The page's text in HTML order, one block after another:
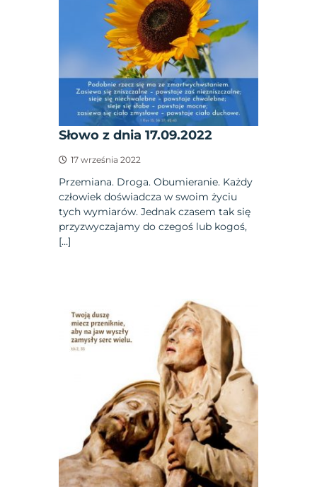
Słowo z dnia 17.09.2022
17 września 2022
Przemiana. Droga. Obumieranie. Każdy
człowiek doświadcza w swoim życiu
tych wymiarów. Jednak czasem tak się
przyzwyczajamy do czegoś lub kogoś,
[…]